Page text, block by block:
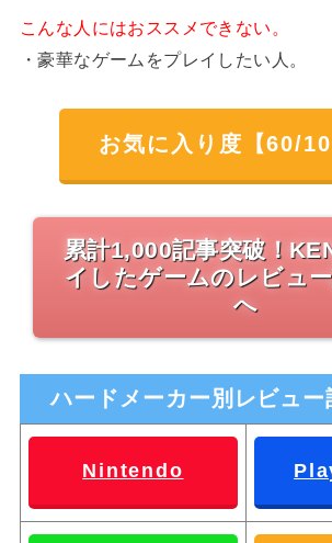
こんな人にはおススメできない。
・豪華なゲームをプレイしたい人。
お気に入り度【60/
累計1,000記事突破！
イしたゲームのレビュ
へ
ハードメーカー別レビュー
Nintendo